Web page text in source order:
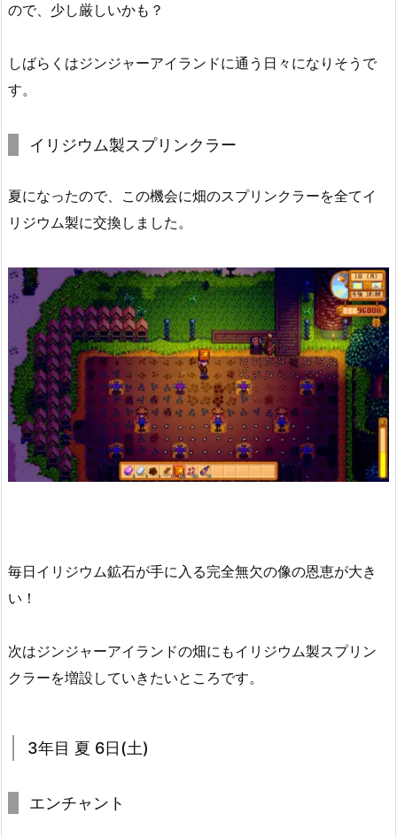
ので、少し厳しいかも？
しばらくはジンジャーアイランドに通う日々になりそうで
す。
イリジウム製スプリンクラー
夏になったので、この機会に畑のスプリンクラーを全てイ
リジウム製に交換しました。
毎日イリジウム鉱石が手に入る完全無欠の像の恩恵が大き
い！
次はジンジャーアイランドの畑にもイリジウム製スプリン
クラーを増設していきたいところです。
3年目 夏 6日(土)
エンチャント